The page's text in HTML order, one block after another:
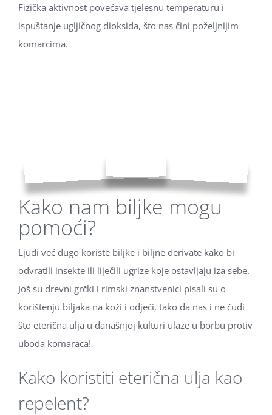
Fizička aktivnost povećava tjelesnu temperaturu i
ispuštanje ugljičnog dioksida, što nas čini poželjnijim
komarcima.
Kako nam biljke mogu
pomoći?
Ljudi već dugo koriste biljke i biljne derivate kako bi
odvratili insekte ili liječili ugrize koje ostavljaju iza sebe.
Još su drevni grčki i rimski znanstvenici pisali su o
korištenju biljaka na koži i odjeći, tako da nas i ne čudi
što eterična ulja u današnjoj kulturi ulaze u borbu protiv
uboda komaraca!
Kako koristiti eterična ulja kao
repelent?